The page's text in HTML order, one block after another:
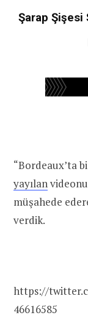
Şarap Şişesi
“Bordeaux’ta
yayılan
müşahede
verdik.
https://
46616585